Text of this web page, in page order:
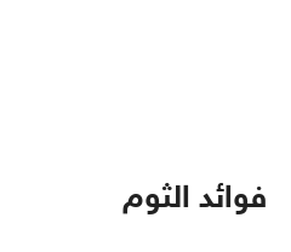
فوائد الثوم